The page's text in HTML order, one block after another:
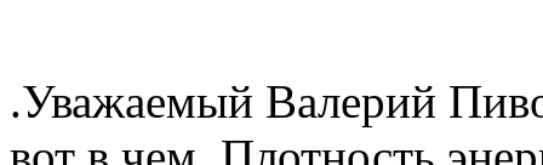
.Уважаемый Валерий